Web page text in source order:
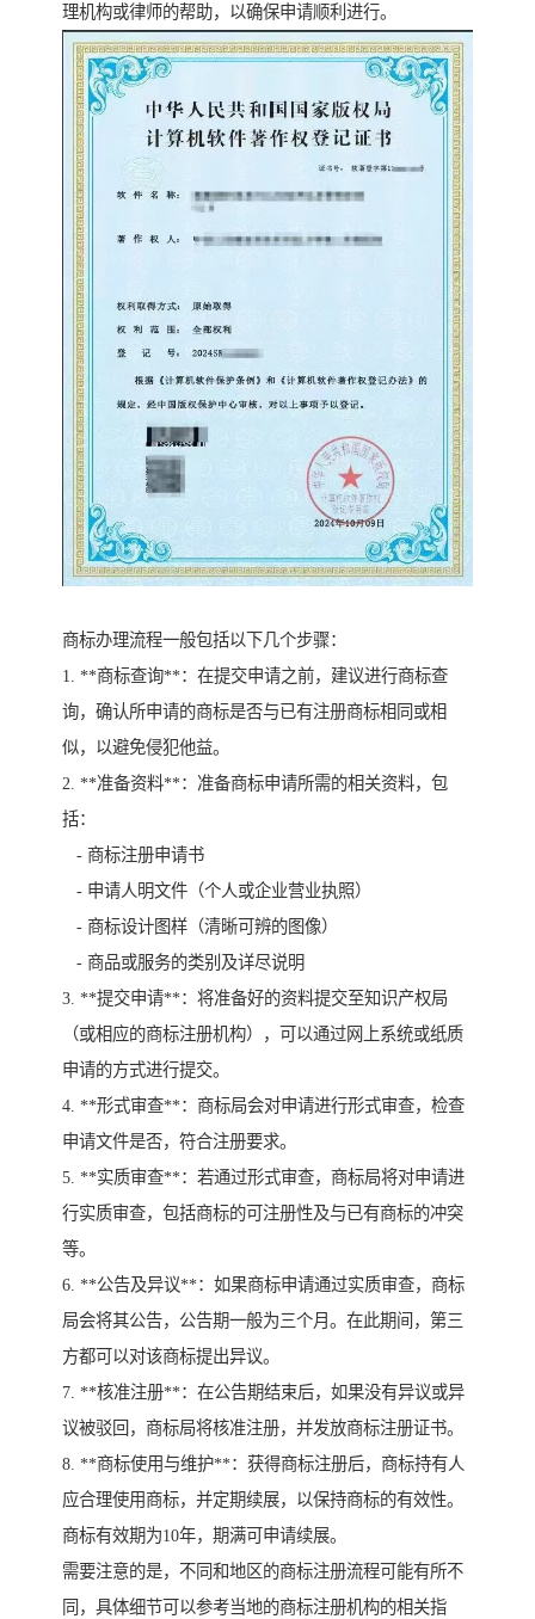
理机构或律师的帮助，以确保申请顺利进行。
商标办理流程一般包括以下几个步骤：
1. **商标查询**：在提交申请之前，建议进行商标查
询，确认所申请的商标是否与已有注册商标相同或相
似，以避免侵犯他益。
2. **准备资料**：准备商标申请所需的相关资料，包
括：
- 商标注册申请书
- 申请人明文件（个人或企业营业执照）
- 商标设计图样（清晰可辨的图像）
- 商品或服务的类别及详尽说明
3. **提交申请**：将准备好的资料提交至知识产权局
（或相应的商标注册机构），可以通过网上系统或纸质
申请的方式进行提交。
4. **形式审查**：商标局会对申请进行形式审查，检查
申请文件是否，符合注册要求。
5. **实质审查**：若通过形式审查，商标局将对申请进
行实质审查，包括商标的可注册性及与已有商标的冲突
等。
6. **公告及异议**：如果商标申请通过实质审查，商标
局会将其公告，公告期一般为三个月。在此期间，第三
方都可以对该商标提出异议。
7. **核准注册**：在公告期结束后，如果没有异议或异
议被驳回，商标局将核准注册，并发放商标注册证书。
8. **商标使用与维护**：获得商标注册后，商标持有人
应合理使用商标，并定期续展，以保持商标的有效性。
商标有效期为10年，期满可申请续展。
需要注意的是，不同和地区的商标注册流程可能有所不
同，具体细节可以参考当地的商标注册机构的相关指